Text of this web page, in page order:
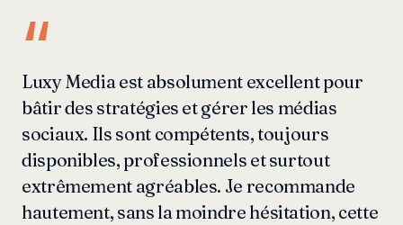
“
Luxy Media est absolument excellent pour
bâtir des stratégies et gérer les médias
sociaux. Ils sont compétents, toujours
disponibles, professionnels et surtout
extrêmement agréables. Je recommande
hautement, sans la moindre hésitation, cette